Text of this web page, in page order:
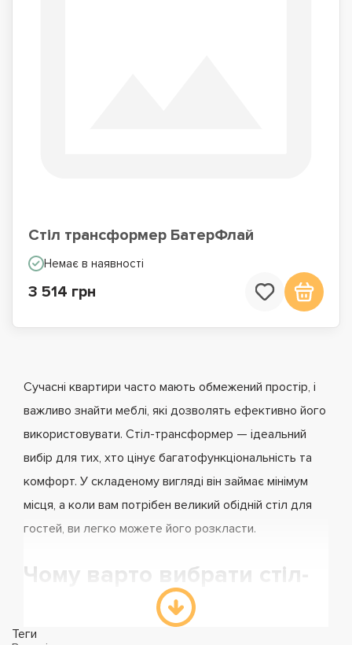
Стіл трансформер БатерФлай
Немає в наявності
3 514 грн
Сучасні квартири часто мають обмежений простір, і
важливо знайти меблі, які дозволять ефективно його
використовувати. Стіл-трансформер — ідеальний
вибір для тих, хто цінує багатофункціональність та
комфорт. У складеному вигляді він займає мінімум
місця, а коли вам потрібен великий обідній стіл для
гостей, ви легко можете його розкласти.
Чому варто вибрати стіл-
трансформер?
У складеному вигляді стіл займає мінімум місця, що
Теги